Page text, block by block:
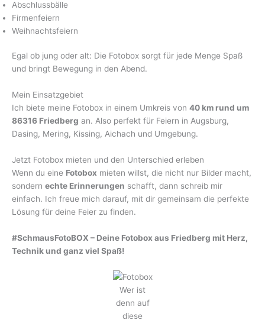
Abschlussbälle
Firmenfeiern
Weihnachtsfeiern
Egal ob jung oder alt: Die Fotobox sorgt für jede Menge Spaß
und bringt Bewegung in den Abend.
Mein Einsatzgebiet
Ich biete meine Fotobox in einem Umkreis von 40 km rund um
86316 Friedberg an. Also perfekt für Feiern in Augsburg,
Dasing, Mering, Kissing, Aichach und Umgebung.
Jetzt Fotobox mieten und den Unterschied erleben
Wenn du eine Fotobox mieten willst, die nicht nur Bilder macht,
sondern echte Erinnerungen schafft, dann schreib mir
einfach. Ich freue mich darauf, mit dir gemeinsam die perfekte
Lösung für deine Feier zu finden.
#SchmausFotoBOX – Deine Fotobox aus Friedberg mit Herz,
Technik und ganz viel Spaß!
Wer ist
denn auf
diese